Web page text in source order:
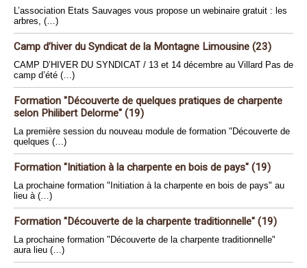
L’association Etats Sauvages vous propose un webinaire gratuit : les
arbres, (…)
Camp d’hiver du Syndicat de la Montagne Limousine (23)
CAMP D’HIVER DU SYNDICAT / 13 et 14 décembre au Villard Pas de
camp d’été (…)
Formation "Découverte de quelques pratiques de charpente
selon Philibert Delorme" (19)
La première session du nouveau module de formation "Découverte de
quelques (…)
Formation "Initiation à la charpente en bois de pays" (19)
La prochaine formation "Initiation à la charpente en bois de pays" au
lieu à (…)
Formation "Découverte de la charpente traditionnelle" (19)
La prochaine formation "Découverte de la charpente traditionnelle"
aura lieu (…)